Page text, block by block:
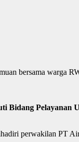
bersama warga
Bidang
perwakilan PT